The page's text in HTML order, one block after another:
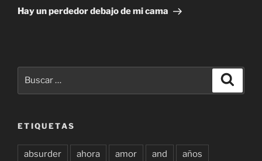
entrada
Hay un perdedor debajo de mi cama
ETIQUETAS
absurder ahora amor and años